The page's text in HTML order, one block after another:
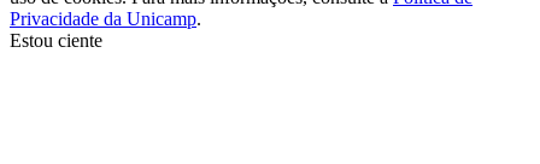
Privacidade da Unicamp.
Estou ciente